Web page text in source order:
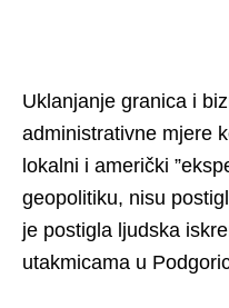
Uklanjanje granica i
administrativne mjere
lokalni i američki
geopolitiku, nisu
je postigla ljudska
utakmicama u